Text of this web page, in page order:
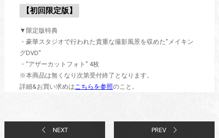
【初回限定版】
▼限定版特典
・豪華スタジオで行われた貴重な撮影風景を収めた"メイキン
グDVD"
・"アザーカットフォト" 4枚
※本商品は無くなり次第受付終了となります。
詳細&お買い求めはこちらを参照のこと。
NEXT PREV